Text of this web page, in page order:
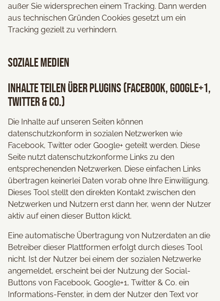
außer Sie widersprechen einem Tracking. Dann werden
aus technischen Gründen Cookies gesetzt um ein
Tracking gezielt zu verhindern.
Soziale Medien
Inhalte teilen über Plugins (Facebook, Google+1,
Twitter & Co.)
Die Inhalte auf unseren Seiten können
datenschutzkonform in sozialen Netzwerken wie
Facebook, Twitter oder Google+ geteilt werden. Diese
Seite nutzt datenschutzkonforme Links zu den
entsprechenenden Netzwerken. Diese einfachen Links
übertragen keinerlei Daten vorab ohne Ihre Einwilligung.
Dieses Tool stellt den direkten Kontakt zwischen den
Netzwerken und Nutzern erst dann her, wenn der Nutzer
aktiv auf einen dieser Button klickt.
Eine automatische Übertragung von Nutzerdaten an die
Betreiber dieser Plattformen erfolgt durch dieses Tool
nicht. Ist der Nutzer bei einem der sozialen Netzwerke
angemeldet, erscheint bei der Nutzung der Social-
Buttons von Facebook, Google+1, Twitter & Co. ein
Informations-Fenster, in dem der Nutzer den Text vor